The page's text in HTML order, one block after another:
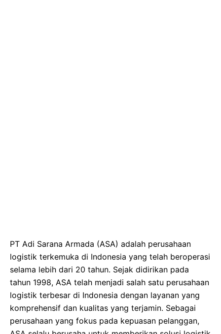
PT Adi Sarana Armada (ASA) adalah perusahaan
logistik terkemuka di Indonesia yang telah beroperasi
selama lebih dari 20 tahun. Sejak didirikan pada
tahun 1998, ASA telah menjadi salah satu perusahaan
logistik terbesar di Indonesia dengan layanan yang
komprehensif dan kualitas yang terjamin. Sebagai
perusahaan yang fokus pada kepuasan pelanggan,